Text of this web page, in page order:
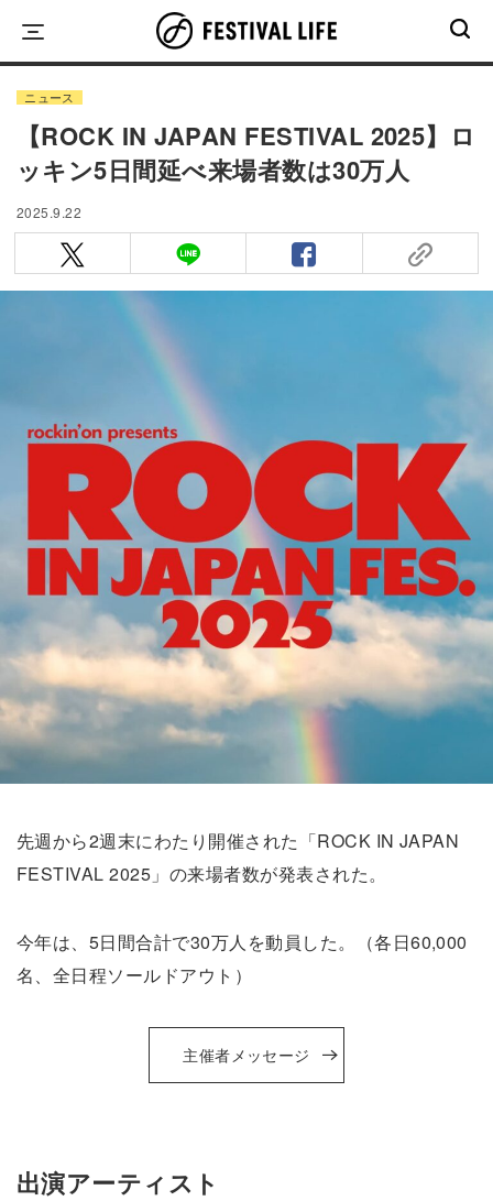
content
ニュース
【ROCK IN JAPAN FESTIVAL 2025】ロ
ッキン5日間延べ来場者数は30万人
2025.9.22
先週から2週末にわたり開催された「ROCK IN JAPAN
FESTIVAL 2025」の来場者数が発表された。
今年は、5日間合計で30万人を動員した。（各日60,000
名、全日程ソールドアウト）
主催者メッセージ
出演アーティスト